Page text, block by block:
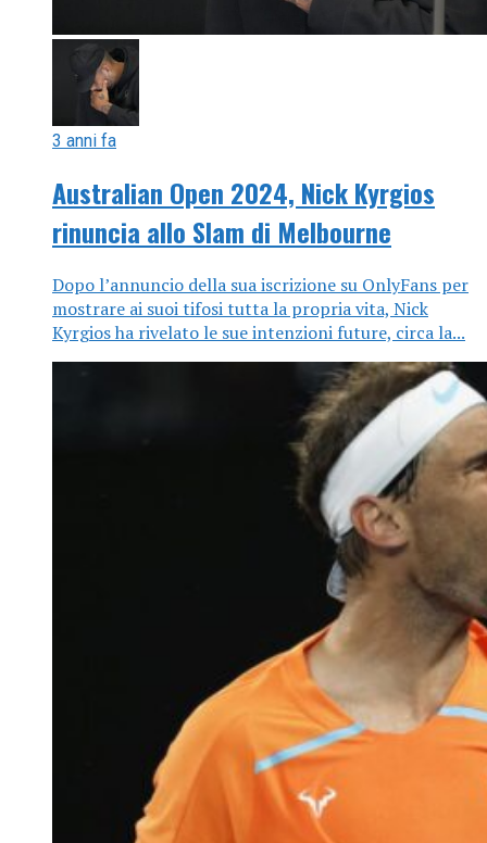
3 anni fa
Australian Open 2024, Nick Kyrgios
rinuncia allo Slam di Melbourne
Dopo l’annuncio della sua iscrizione su OnlyFans per
mostrare ai suoi tifosi tutta la propria vita, Nick
Kyrgios ha rivelato le sue intenzioni future, circa la...